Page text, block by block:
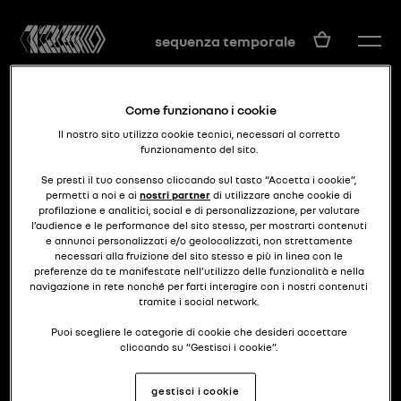
sequenza temporale IT
tra 4 e 16
R6
Come funzionano i cookie
Il nostro sito utilizza cookie tecnici, necessari al corretto
funzionamento del sito.
Se presti il tuo consenso cliccando sul tasto “Accetta i cookie”,
permetti a noi e ai nostri partner di utilizzare anche cookie di
profilazione e analitici, social e di personalizzazione, per valutare
l’audience e le performance del sito stesso, per mostrarti contenuti
e annunci personalizzati e/o geolocalizzati, non strettamente
necessari alla fruizione del sito stesso e più in linea con le
preferenze da te manifestate nell’utilizzo delle funzionalità e nella
navigazione in rete nonché per farti interagire con i nostri contenuti
tramite i social network.
Puoi scegliere le categorie di cookie che desideri accettare
cliccando su “Gestisci i cookie”.
Se chiudi il banner cliccando il pulsante posto in alto a destra,
continuerai a navigare senza accettare cookie diversi da quelli
gestisci i cookie